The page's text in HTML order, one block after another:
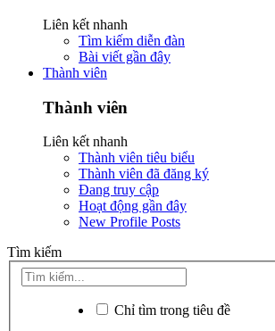
Liên kết nhanh
Tìm kiếm diễn đàn
Bài viết gần đây
Thành viên
Thành viên
Liên kết nhanh
Thành viên tiêu biểu
Thành viên đã đăng ký
Đang truy cập
Hoạt động gần đây
New Profile Posts
Tìm kiếm
Chỉ tìm trong tiêu đề